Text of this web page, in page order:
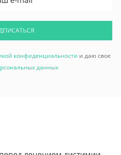
конфиденциальности и даю свое
данных